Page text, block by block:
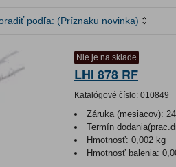
podľa: (Príznaku novinka)
Nie je na sklade
LHI 878 RF
Katalógové číslo: 010849
Záruka (mesiacov): 24
Termín
Hmotnosť: 0,002 kg
Hmotnosť balenia: